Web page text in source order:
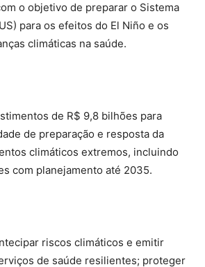
o objetivo de preparar o Sistema
para os efeitos do El Niño e os
climáticas na saúde.
de R$ 9,8 bilhões para
de preparação e resposta da
climáticos extremos, incluindo
com planejamento até 2035.
riscos climáticos e emitir
de saúde resilientes; proteger